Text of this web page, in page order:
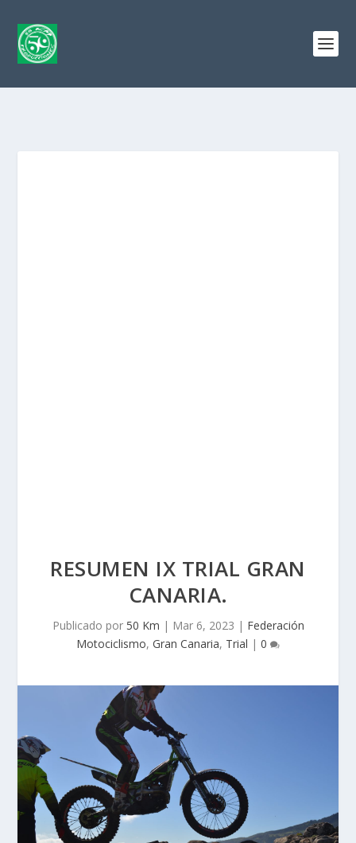
RESUMEN IX TRIAL GRAN
CANARIA.
Publicado por 50 Km | Mar 6, 2023 | Federación
Motociclismo, Gran Canaria, Trial | 0